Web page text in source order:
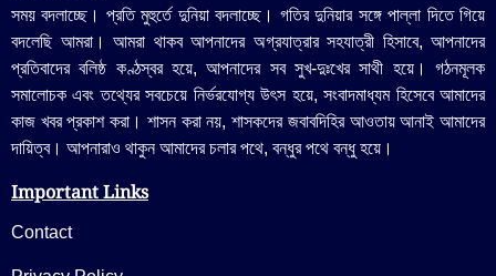
সময় বদলাচ্ছে। প্রতি মুহুর্তে দুনিয়া বদলাচ্ছে। গতির দুনিয়ার সঙ্গে পাল্লা দিতে গিয়ে
বদলেছি আমরা। আমরা থাকব আপনাদের অগ্রযাত্রার সহযাত্রী হিসাবে, আপনাদের
প্রতিবাদের বলিষ্ঠ কণ্ঠস্বর হয়ে, আপনাদের সব সুখ-দুঃখের সাথী হয়ে। গঠনমূলক
সমালোচক এবং তথ্যের সবচেয়ে নির্ভরযোগ্য উ‍ৎস হয়ে, সংবাদমাধ্যম হিসেবে আমাদের
কাজ খবর প্রকাশ করা। শাসন করা নয়, শাসকদের জবাবদিহির আওতায় আনাই আমাদের
দায়িত্ব। আপনারাও থাকুন আমাদের চলার পথে, বন্ধুর পথে বন্ধু হয়ে।
Important Links
Contact